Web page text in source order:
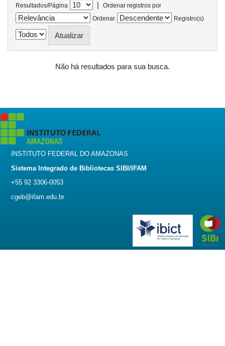
Resultados/Página |
Ordenar registros por
Ordenar
Registro(s)
Não há resultados para sua busca.
INSTITUTO FEDERAL DO AMAZONAS
Sistema Integrado de Bibliotecas SIBI/IFAM
+55 92 3306-0053
cgeb@ifam.edu.br